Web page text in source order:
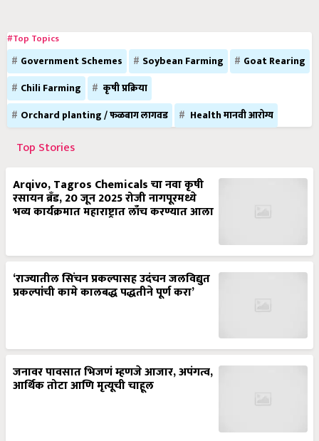
#Top Topics
Government Schemes Soybean Farming
Goat Rearing
Chili Farming
कृषी प्रक्रिया
Orchard planting / फळबाग लागवड
Health मानवी आरोग्य
Top Stories
Arqivo, Tagros Chemicals चा नवा कृषी
रसायन ब्रँड, 20 जून 2025 रोजी नागपूरमध्ये
भव्य कार्यक्रमात महाराष्ट्रात लाँच करण्यात आला
‘राज्यातील सिंचन प्रकल्पासह उदंचन जलविद्युत
प्रकल्पांची कामे कालबद्ध पद्धतीने पूर्ण करा’
जनावर पावसात भिजणं म्हणजे आजार, अपंगत्व,
आर्थिक तोटा आणि मृत्यूची चाहूल